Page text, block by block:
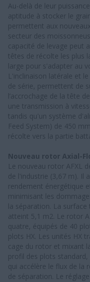
Au-delà de leur
aptitude à stocker le
permettent aux
secteur des
capacité de levage peut
têtes de récolte les plus
large pour s'adapter au
L'inclinaison latérale et
de série, permettent de
l’accrochage de la tête
une transmission à
tandis qu'un système
Feed System) de 450
récolte vers la partie
Nouveau rotor Axial-
Le nouveau rotor AFXL
de l'industrie (3,67 m). Il
rendement énergétique
minimisant les
la séparation. La
atteint 5,1 m2. Le rotor
quatre, équipés de 40
plots HX. Les unités HX
cage du rotor et mixant
profil des plots
qui accélère le flux de la
de séparation. Le